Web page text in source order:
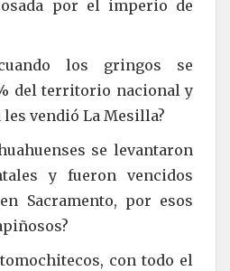
por el imperio de
los gringos se
del territorio nacional y
les vendió La Mesilla?
se levantaron
y fueron vencidos
Sacramento, por esos
con todo el